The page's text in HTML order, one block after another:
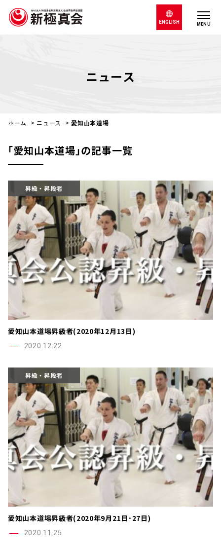
MENU
ENGLISH
ニュース
ホーム > ニュース >愛知山本道場
｢愛知山本道場｣の記事一覧
昇級・昇段者
愛知山本道場昇級者(2020年12月13日)
2020.12.22
昇級・昇段者
愛知山本道場昇級者(2020年9月21日･27日)
2020.11.25